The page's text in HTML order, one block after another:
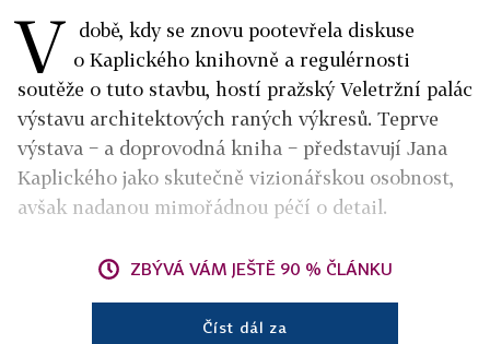
V
době, kdy se znovu pootevřela diskuse
o Kaplického knihovně a regulérnosti
soutěže o tuto stavbu, hostí pražský Veletržní palác
výstavu architektových raných výkresů. Teprve
výstava − a doprovodná kniha − představují Jana
Kaplického jako skutečně vizionářskou osobnost,
avšak nadanou mimořádnou péčí o detail.
ZBÝVÁ VÁM JEŠTĚ 90 % ČLÁNKU
Číst dál za